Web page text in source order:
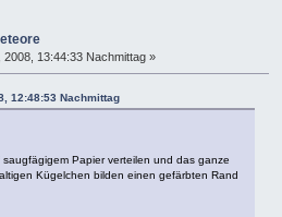
2008, 13:44:33 Nachmittag »
12:48:53 Nachmittag
Papier verteilen und das ganze
Kügelchen bilden einen gefärbten Rand